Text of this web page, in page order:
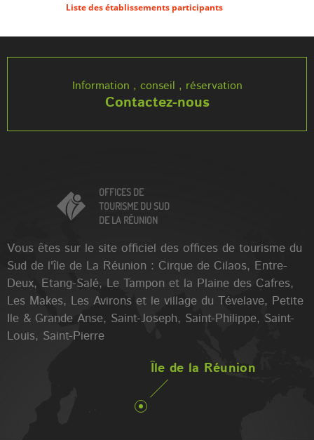
Liste des établissements participants
Île de la Réunion
Information , conseil , réservation
Contactez-nous
OFFICES DE
TOURISME DU SUD
DE LA RÉUNION
Vous êtes sur le site officiel des offices de tourisme du
Sud de l'île de La Réunion : Cirque de Cilaos, Entre-
Deux, Etang-Salé, Le Tampon et la Plaine des Cafres,
Les Makes, Les Avirons et le village du Tévelave, Petite
Ile & Grande Anse, Saint-Joseph, Saint-Philippe, Saint-
Louis, Saint-Pierre